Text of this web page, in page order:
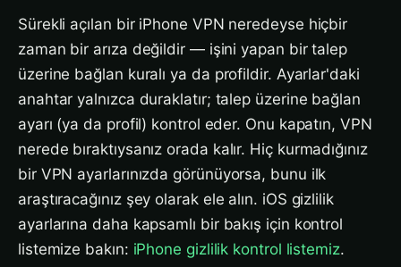
Sürekli açılan bir iPhone VPN neredeyse hiçbir
zaman bir arıza değildir — işini yapan bir talep
üzerine bağlan kuralı ya da profildir. Ayarlar'daki
anahtar yalnızca duraklatır; talep üzerine bağlan
ayarı (ya da profil) kontrol eder. Onu kapatın, VPN
nerede bıraktıysanız orada kalır. Hiç kurmadığınız
bir VPN ayarlarınızda görünüyorsa, bunu ilk
araştıracağınız şey olarak ele alın. iOS gizlilik
ayarlarına daha kapsamlı bir bakış için kontrol
listemize bakın: iPhone gizlilik kontrol listemiz.